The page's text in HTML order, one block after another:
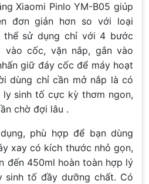
Xiaomi Pinlo YM-B05 giúp
đơn giản hơn so với loại
thể sử dụng chỉ với 4 bước
cốc, vặn nắp, gắn vào
giữ đáy cốc để máy hoạt
dùng chỉ cần mở nắp là có
sinh tố cực kỳ thơm ngon,
chờ đợi lâu .
phù hợp để bạn dùng
xay có kích thước nhỏ gọn,
đến 450ml hoàn toàn hợp lý
sinh tố đầy dưỡng chất. Có